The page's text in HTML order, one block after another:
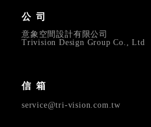
公司
意象空間設計有限公司
Trivision Design Group Co., Ltd
信箱
service@tri-vision.com.tw